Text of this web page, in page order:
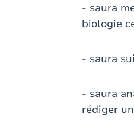
- saura
biologie
- saura
- saura
rédiger